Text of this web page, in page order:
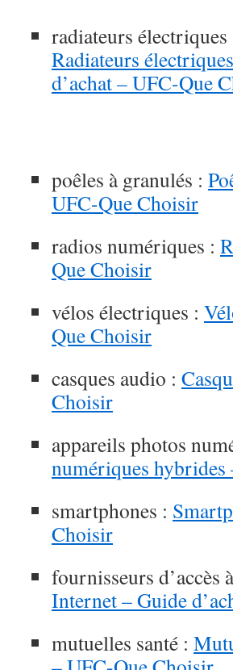
radiateurs électriques
Radiateurs
d’achat – UFC-Que
poêles à granulés :
UFC-Que Choisir
radios numériques :
Que Choisir
vélos électriques :
Que Choisir
casques audio :
Choisir
appareils photos
numériques hybrides
smartphones :
Choisir
fournisseurs d’accès
Internet – Guide
mutuelles santé :